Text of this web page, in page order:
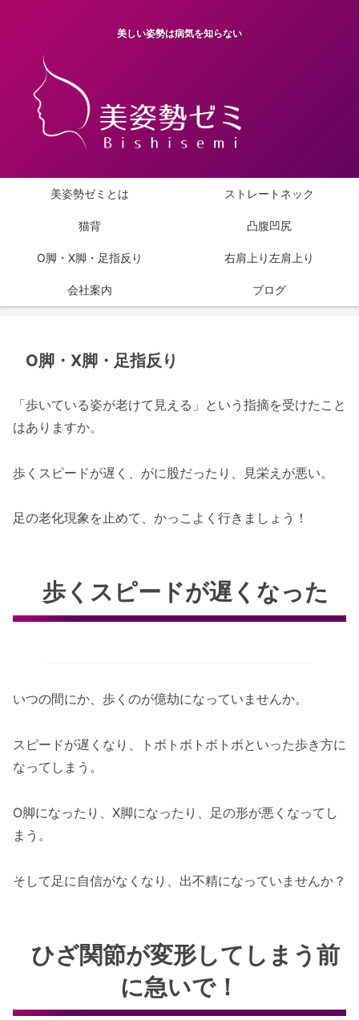
美しい姿勢は病気を知らない
美姿勢ゼミとは ストレートネック
猫背 凸腹凹尻
O脚・X脚・足指反り 右肩上り左肩上り
会社案内 ブログ
O脚・X脚・足指反り
「歩いている姿が老けて見える」という指摘を受けたこと
はありますか。
歩くスピードが遅く、がに股だったり、見栄えが悪い。
足の老化現象を止めて、かっこよく行きましょう！
歩くスピードが遅くなった
いつの間にか、歩くのが億劫になっていませんか。
スピードが遅くなり、トボトボトボトボといった歩き方に
なってしまう。
O脚になったり、X脚になったり、足の形が悪くなってし
まう。
そして足に自信がなくなり、出不精になっていませんか？
ひざ関節が変形してしまう前
に急いで！